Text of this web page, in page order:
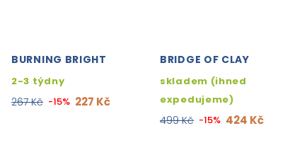
BURNING BRIGHT
2-3 týdny
267 Kč -15% 227 Kč
BRIDGE OF CLAY
skladem (ihned
expedujeme)
499 Kč -15% 424 Kč